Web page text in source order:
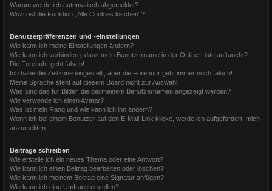
Warum werde ich automatisch abgemeldet?
Wozu ist die Funktion „Alle Cookies löschen“?
Benutzerpräferenzen und -einstellungen
Wie kann ich meine Einstellungen ändern?
Wie kann ich verhindern, dass mein Benutzername in der Online-Liste auftaucht?
Die Forenuhr geht falsch!
Ich habe die Zeitzone eingestellt, aber die Forenuhr geht immer noch falsch!
Meine Sprache steht auf diesem Board nicht zur Auswahl!
Was sind das für Bilder, die bei meinem Benutzernamen angezeigt werden?
Wie verwende ich einen Avatar?
Was ist mein Rang und wie kann ich ihn ändern?
Wenn ich bei einem Benutzer auf den E-Mail-Link klicke, werde ich aufgefordert, mich
anzumelden.
Beiträge schreiben
Wie erstelle ich ein neues Thema oder eine Antwort?
Wie kann ich einen Beitrag bearbeiten oder löschen?
Wie kann ich meinem Beitrag eine Signatur anfügen?
Wie kann ich eine Umfrage erstellen?